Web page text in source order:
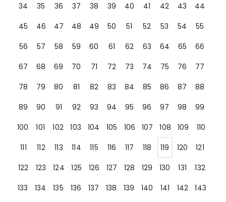
34
35 36 37 38 39 40 41 42 43
44
45
46 47 48 49 50 51 52 53 54
55
56
57 58 59 60 61 62 63 64 65
66
67
68 69 70 71 72 73 74 75 76
77
78
79 80 81 82 83 84 85 86 87
88
89
90 91 92 93 94 95 96 97 98
99
100
101 102 103 104 105 106 107 108 109
110
111
112 113 114 115 116 117 118 119 120
121
122
123 124 125 126 127 128 129 130 131
132
133
134 135 136 137 138 139 140 141 142
143